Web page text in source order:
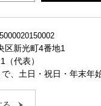
新光町4番地1
代表）
、土日・祝日・年末年